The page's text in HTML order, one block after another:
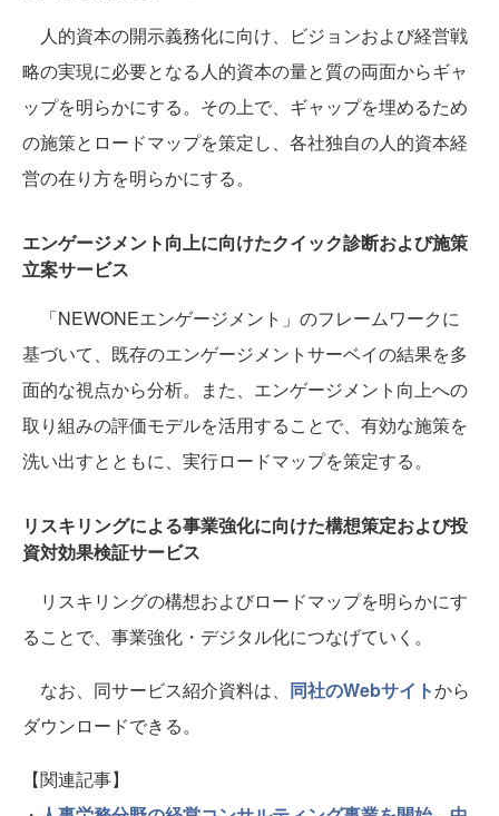
人的資本の開示義務化に向け、ビジョンおよび経営戦
略の実現に必要となる人的資本の量と質の両面からギャ
ップを明らかにする。その上で、ギャップを埋めるため
の施策とロードマップを策定し、各社独自の人的資本経
営の在り方を明らかにする。
エンゲージメント向上に向けたクイック診断および施策
立案サービス
「NEWONEエンゲージメント」のフレームワークに
基づいて、既存のエンゲージメントサーベイの結果を多
面的な視点から分析。また、エンゲージメント向上への
取り組みの評価モデルを活用することで、有効な施策を
洗い出すとともに、実行ロードマップを策定する。
リスキリングによる事業強化に向けた構想策定および投
資対効果検証サービス
リスキリングの構想およびロードマップを明らかにす
ることで、事業強化・デジタル化につなげていく。
なお、同サービス紹介資料は、 同社のWebサイトから
ダウンロードできる。
【関連記事】